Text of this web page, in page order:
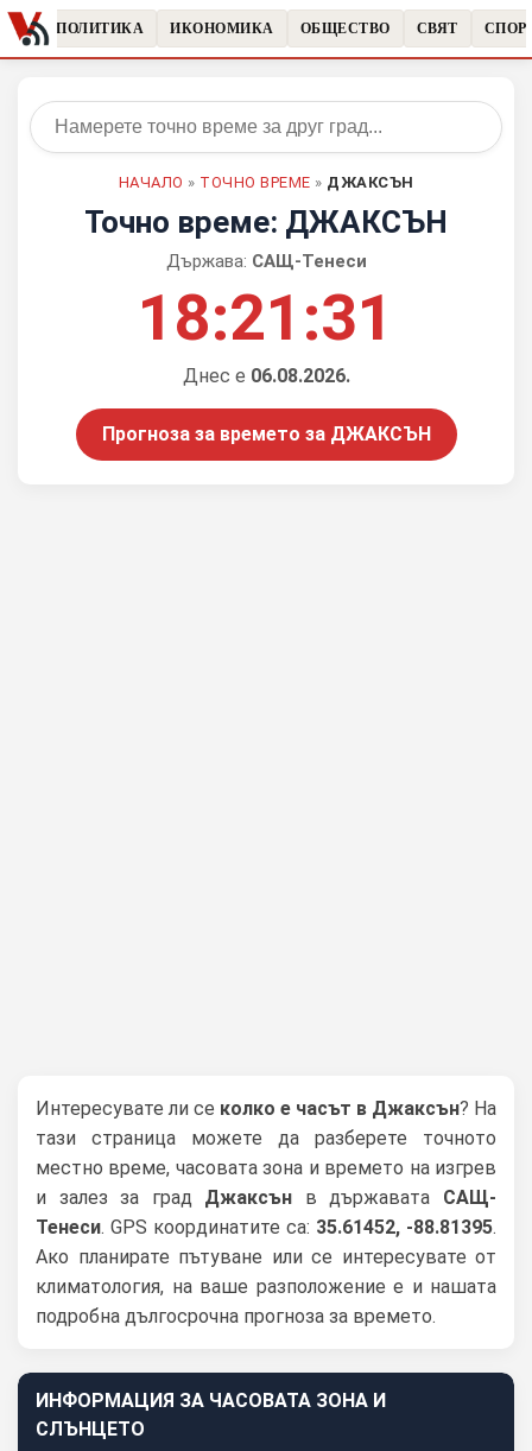
ПОЛИТИКА ИКОНОМИКА ОБЩЕСТВО СВЯТ СПОРТ
НАЧАЛО » ТОЧНО ВРЕМЕ » ДЖАКСЪН
Точно време: ДЖАКСЪН
Държава: САЩ-Тенеси
18:21:31
Днес е 06.08.2026.
Прогноза за времето за ДЖАКСЪН
Интересувате ли се колко е часът в Джаксън? На
тази страница можете да разберете точното
местно време, часовата зона и времето на изгрев
и залез за град Джаксън в държавата САЩ-
Тенеси. GPS координатите са: 35.61452, -88.81395.
Ако планирате пътуване или се интересувате от
климатология, на ваше разположение е и нашата
подробна дългосрочна прогноза за времето.
ИНФОРМАЦИЯ ЗА ЧАСОВАТА ЗОНА И
СЛЪНЦЕТО